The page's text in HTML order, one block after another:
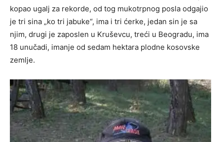
kopao ugalj za rekorde, od tog mukotrpnog posla odgajio
je tri sina „ko tri jabuke“, ima i tri ćerke, jedan sin je sa
njim, drugi je zaposlen u Kruševcu, treći u Beogradu, ima
18 unučadi, imanje od sedam hektara plodne kosovske
zemlje.